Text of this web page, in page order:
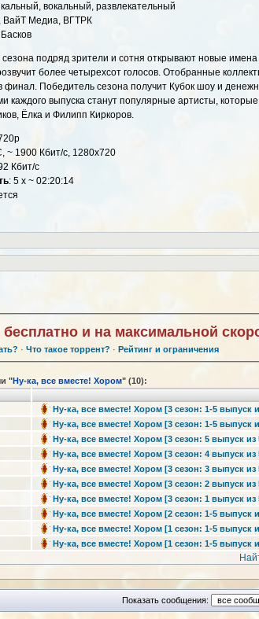
вокальный, развлекательный
ВайТ Медиа, ВГТРК
подряд зрители и сотня открывают новые
более четырехсот голосов. Отобранные
финал. Победитель сезона получит Кубок шоу и
каждого выпуска станут популярные артисты,
Ёлка и Филипп Киркоров.
~ 1900 Кбит/с, 1280x720
Кбит/с
: 5 x ~ 02:20:14
бесплатно и на максимальной
·Что такое торрент? · Рейтинг и ограничения
"Ну-ка, все вместе! Хором" (10):
Ну-ка, все вместе! Хором [3 сезон: 1-5 выпуск
Ну-ка, все вместе! Хором [3 сезон: 1-5 выпуск
Ну-ка, все вместе! Хором [3 сезон: 5 выпуск
Ну-ка, все вместе! Хором [3 сезон: 4 выпуск
Ну-ка, все вместе! Хором [3 сезон: 3 выпуск из
Ну-ка, все вместе! Хором [3 сезон: 2 выпуск
Ну-ка, все вместе! Хором [3 сезон: 1 выпуск
Ну-ка, все вместе! Хором [2 сезон: 1-5 выпуск
Ну-ка, все вместе! Хором [1 сезон: 1-5 выпуск
Ну-ка, все вместе! Хором [1 сезон: 1-5 выпуск
Показать сообщения: